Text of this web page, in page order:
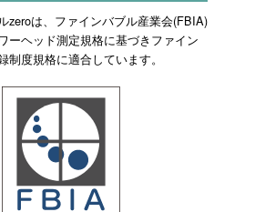
zeroは、ファインバブル産業会(FBIA)
ーヘッド測定規格に基づきファイン
制度規格に適合しています。